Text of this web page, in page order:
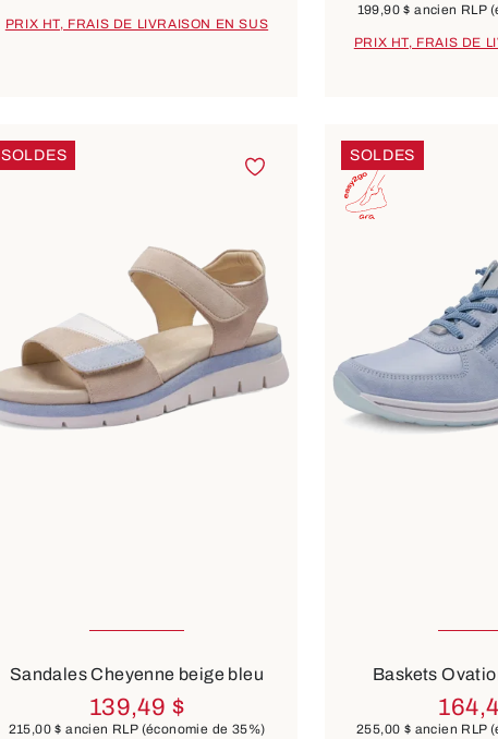
PRIX HT, FRAIS DE LIVRAISON EN SUS
199,90 $ ancien RLP
PRIX HT, FRAIS DE
SOLDES
beige
Sandales Cheyenne beige bleu
139,49 $
215,00 $ ancien RLP (économie de 35%)
SOLDES
8
Baskets
255,00 $ ancien RLP